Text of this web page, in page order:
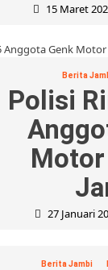
15 Maret
Berita
Polisi
27 Januari
Berita Jambi